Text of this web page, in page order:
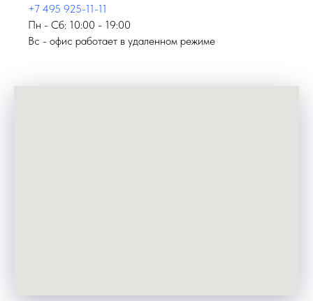
+7 495 925-11-11
Пн - Сб: 10:00 - 19:00
Вс - офис работает в удаленном режиме